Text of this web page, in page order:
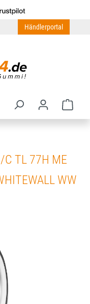
Händlerportal
C TL 77H ME
WW